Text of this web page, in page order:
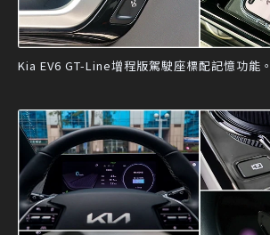
Kia EV6 GT-Line增程版駕駛座標配記憶功能